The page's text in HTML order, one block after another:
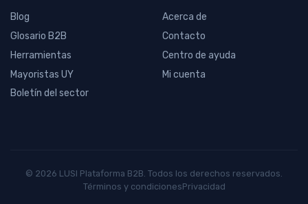
Blog
Glosario B2B
Herramientas
Mayoristas UY
Boletín del sector
Acerca de
Contacto
Centro de ayuda
Mi cuenta
© 2026 LUSI Plataforma B2B. Todos los derechos reservados.
Términos y condicionesPrivacidad